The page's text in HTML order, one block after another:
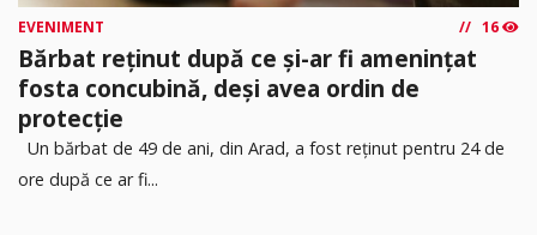
EVENIMENT 16
Bărbat reținut după ce și-ar fi amenințat
fosta concubină, deși avea ordin de
protecție
Un bărbat de 49 de ani, din Arad, a fost reținut pentru 24 de
ore după ce ar fi...